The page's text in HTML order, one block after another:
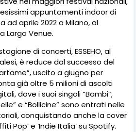
appuntamenti indoor di
ad aprile 2022 a Milano, al
Largo Venue.
di concerti, ESSEHO, al
è reduce dal successo del
uscito a giugno per
già oltre 5 milioni di ascolti
dove i suoi singoli “Bambi”,
e “Bollicine” sono entrati nelle
conquistando anche la cover
Pop’ e ‘Indie Italia’ su Spotify.